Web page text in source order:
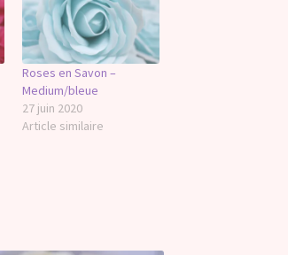
Roses en Savon –
Medium/bleue
27 juin 2020
Article similaire